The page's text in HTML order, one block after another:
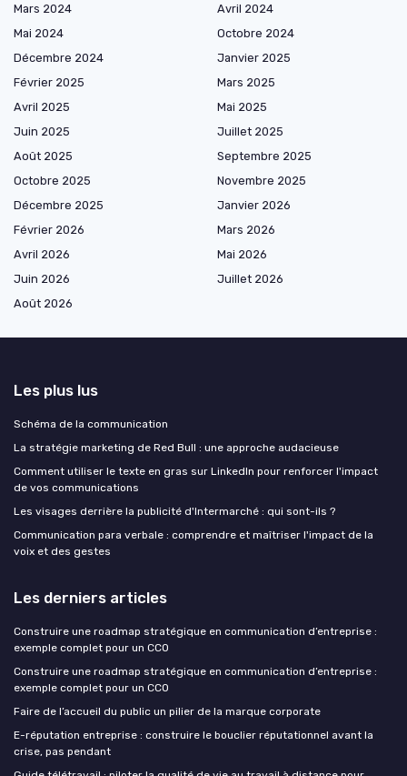
Mars 2024
Avril 2024
Mai 2024
Octobre 2024
Décembre 2024
Janvier 2025
Février 2025
Mars 2025
Avril 2025
Mai 2025
Juin 2025
Juillet 2025
Août 2025
Septembre 2025
Octobre 2025
Novembre 2025
Décembre 2025
Janvier 2026
Février 2026
Mars 2026
Avril 2026
Mai 2026
Juin 2026
Juillet 2026
Août 2026
Les plus lus
Schéma de la communication
La stratégie marketing de Red Bull : une approche audacieuse
Comment utiliser le texte en gras sur LinkedIn pour renforcer l'impact
de vos communications
Les visages derrière la publicité d'Intermarché : qui sont-ils ?
Communication para verbale : comprendre et maîtriser l'impact de la
voix et des gestes
Les derniers articles
Construire une roadmap stratégique en communication d’entreprise :
exemple complet pour un CCO
Construire une roadmap stratégique en communication d’entreprise :
exemple complet pour un CCO
Faire de l’accueil du public un pilier de la marque corporate
E-réputation entreprise : construire le bouclier réputationnel avant la
crise, pas pendant